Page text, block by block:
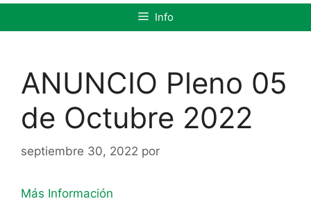
Info
ANUNCIO Pleno 05
de Octubre 2022
septiembre 30, 2022 por
Más Información